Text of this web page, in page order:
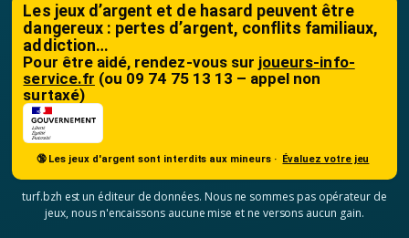
Les jeux d’argent et de hasard peuvent être
dangereux : pertes d’argent, conflits familiaux,
addiction…
Pour être aidé, rendez-vous sur joueurs-info-
service.fr (ou 09 74 75 13 13 – appel non
surtaxé)
🔞 Les jeux d'argent sont interdits aux mineurs · Évaluez votre jeu
turf.bzh est un éditeur de données. Nous ne sommes pas opérateur de
jeux, nous n'encaissons aucune mise et ne versons aucun gain.